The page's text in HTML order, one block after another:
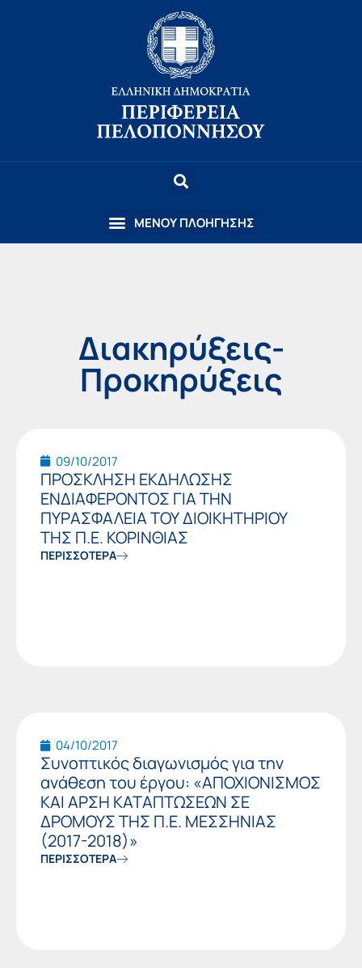
Διακηρύξεις-
Προκηρύξεις
09/10/2017
ΠΡΟΣΚΛΗΣΗ ΕΚΔΗΛΩΣΗΣ
ΕΝΔΙΑΦΕΡΟΝΤΟΣ ΓΙΑ ΤΗΝ
ΠΥΡΑΣΦΑΛΕΙΑ ΤΟΥ ΔΙΟΙΚΗΤΗΡΙΟΥ
ΤΗΣ Π.Ε. ΚΟΡΙΝΘΙΑΣ
ΠΕΡΙΣΣΟΤΕΡΑ
04/10/2017
Συνοπτικός διαγωνισμός για την
ανάθεση του έργου: «ΑΠΟΧΙΟΝΙΣΜΟΣ
ΚΑΙ ΑΡΣΗ ΚΑΤΑΠΤΩΣΕΩΝ ΣΕ
ΔΡΟΜΟΥΣ ΤΗΣ Π.Ε. ΜΕΣΣΗΝΙΑΣ
(2017-2018)»
ΠΕΡΙΣΣΟΤΕΡΑ